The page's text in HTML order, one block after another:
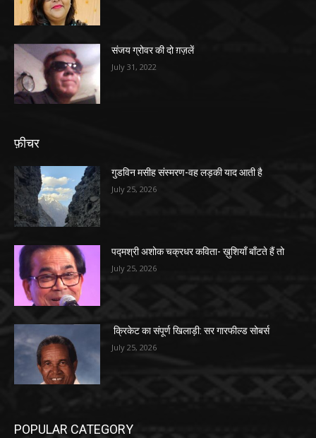
संजय ग्रोवर की दो ग़ज़लें
July 31, 2022
फ़ीचर
गुडविन मसीह संस्मरण-वह लड़की याद आती है
July 25, 2026
पद्मश्री अशोक चक्रधर कविता- ख़ुशियाँ बाँटते हैं तो
July 25, 2026
क्रिकेट का संपूर्ण खिलाड़ी: सर गारफील्ड सोबर्स
July 25, 2026
POPULAR CATEGORY